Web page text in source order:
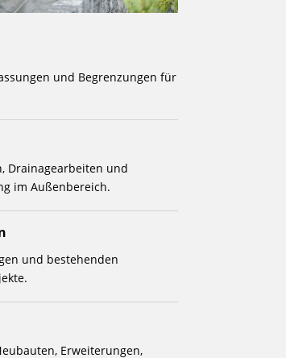
und Begrenzungen für
Drainagearbeiten und
im Außenbereich.
und bestehenden
Erweiterungen,